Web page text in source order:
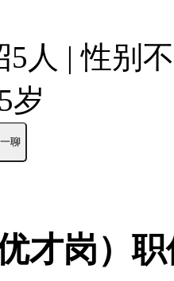
5人 | 性别
岁
聊
才岗）